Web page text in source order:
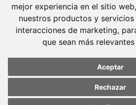
mejor experiencia en el sitio web,
nuestros productos y
interacciones de marketing,
que sean más
Aceptar
Rechazar
Tel. +34 913 103 008
Fax. +34 913 915 158
© 2023 Molins Defensa Penal. Tots
Política de